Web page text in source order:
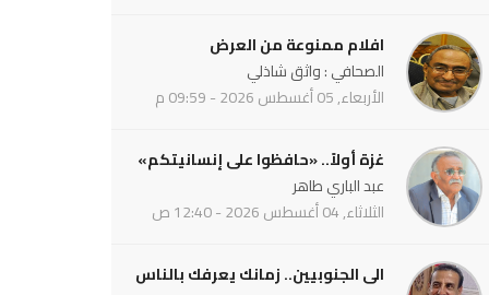
افلام ممنوعة من العرض
الصحافي : واثق شاذلي
الأربعاء, 05 أغسطس 2026 - 09:59 م
غزة أولاً.. «حافظوا على إنسانيتكم»
عبد الباري طاهر
الثلاثاء, 04 أغسطس 2026 - 12:40 ص
الى الجنوبيين.. زمانك يعرفك بالناس